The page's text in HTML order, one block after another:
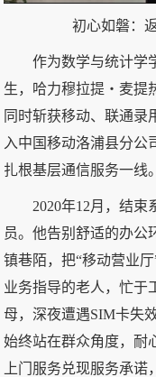
初心如磐：
作为数学与统计学
生，哈力穆拉提・麦提
同时斩获移动、联通录
入中国移动洛浦县分公
扎根基层通信服务一线。
2020年12月，结
员。他告别舒适的办公
镇巷陌，把“移动营业
业务指导的老人，忙于
母，深夜遭遇SIM卡失
始终站在群众角度，耐
上门服务兑现服务承诺